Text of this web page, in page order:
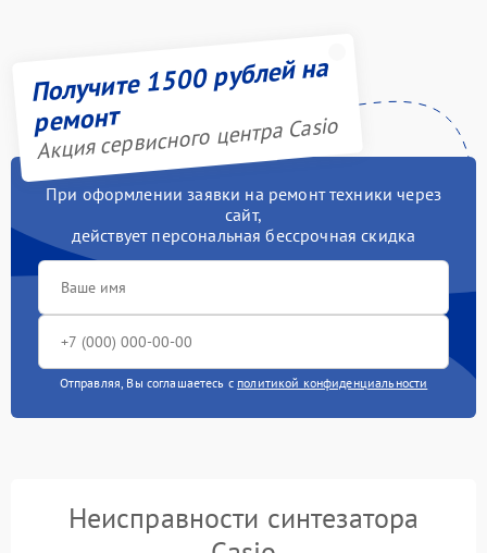
Получите 1500 рублей на
ремонт
Акция сервисного центра Casio
При оформлении заявки на ремонт техники через
сайт,
действует персональная бессрочная скидка
Отправляя, Вы соглашаетесь с политикой конфиденциальности
Неисправности синтезатора